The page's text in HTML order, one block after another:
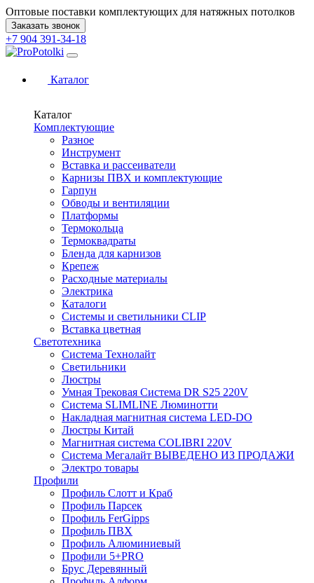
Оптовые поставки комплектующих для натяжных потолков
Заказать звонок
+7 904 391-34-18
Каталог
Каталог
Комплектующие
Разное
Инструмент
Вставка и рассеиватели
Карнизы ПВХ и комплектующие
Гарпун
Обводы и вентиляции
Платформы
Термокольца
Термоквадраты
Бленда для карнизов
Крепеж
Расходные материалы
Электрика
Каталоги
Системы и светильники CLIP
Вставка цветная
Светотехника
Система Технолайт
Светильники
Люстры
Умная Трековая Система DR S25 220V
Система SLIMLINE Люминотти
Накладная магнитная система LED-DO
Люстры Китай
Магнитная система COLIBRI 220V
Система Мегалайт ВЫВЕДЕНО ИЗ ПРОДАЖИ
Электро товары
Профили
Профиль Слотт и Краб
Профиль Парсек
Профиль FerGipps
Профиль ПВХ
Профиль Алюминиевый
Профили 5+PRO
Брус Деревянный